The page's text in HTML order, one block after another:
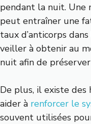
pendant la nuit. Une
peut entraîner une
taux d’anticorps
veiller à obtenir au
nuit afin de
De plus, il existe
aider à renforcer le
souvent utilisées